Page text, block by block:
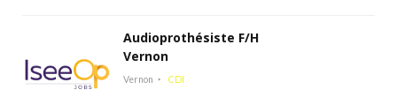
Audioprothésiste F/H
Vernon
Vernon CDI